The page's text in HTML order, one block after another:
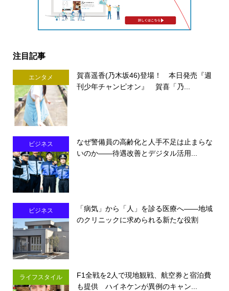
注目記事
エンタメ
賀喜遥香(乃木坂46)登場！ 本日発売『週
刊少年チャンピオン』 賀喜「乃...
ビジネス
なぜ警備員の高齢化と人手不足は止まらな
いのか――待遇改善とデジタル活用...
ビジネス
「病気」から「人」を診る医療へ――地域
のクリニックに求められる新たな役割
ライフスタイル
F1全戦を2人で現地観戦、航空券と宿泊費
も提供 ハイネケンが異例のキャン...